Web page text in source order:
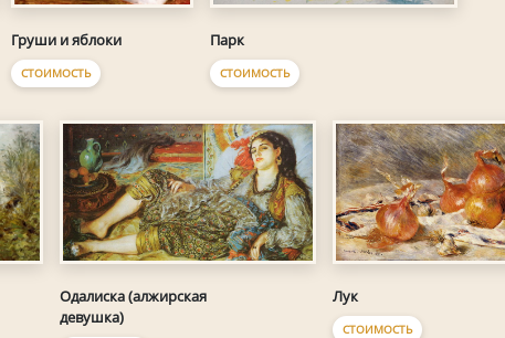
Груши и яблоки
СТОИМОСТЬ
Парк
СТОИМОСТЬ
Одалиска (алжирская
девушка)
Лук
СТОИМОСТЬ